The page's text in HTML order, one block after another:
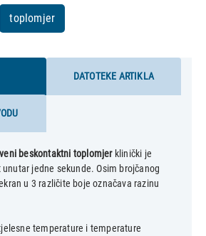
toplomjer
DATOTEKE ARTIKLA
beskontaktni toplomjerklinički je
jedne sekunde. Osim brojčanog
u 3 različite boje označava razinu
temperature i temperature